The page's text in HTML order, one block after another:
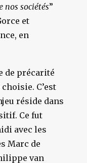
nos sociétés”
et
en
de précarité
C’est
réside dans
Ce fut
avec les
Marc de
van